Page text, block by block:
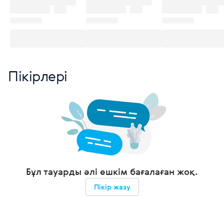
Пікірлері
Бұл тауарды әлі ешкім бағалаған жоқ.
Пікір жазу